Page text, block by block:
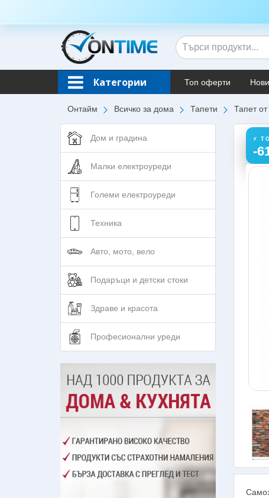
Категории Топ оферти
Онтайм Всичко за дома Тапети Тапет
Дом и градина
Малки електроуреди
Големи електроуреди
Техника
Авто, мото, вело
Подаръци и детски стоки
Здраве и красота
Професионални уреди
⚡
-